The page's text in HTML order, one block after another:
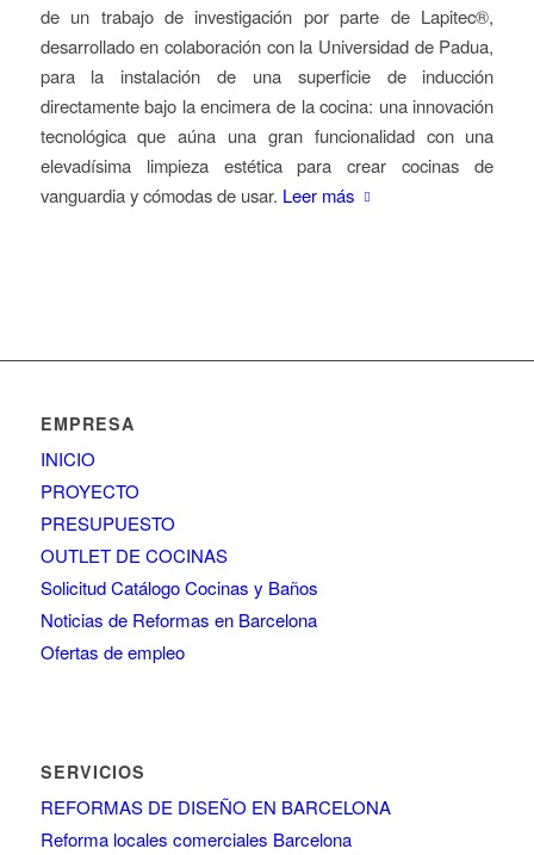
de un trabajo de investigación por parte de Lapitec®,
desarrollado en colaboración con la Universidad de Padua,
para la instalación de una superficie de inducción
directamente bajo la encimera de la cocina: una innovación
tecnológica que aúna una gran funcionalidad con una
elevadísima limpieza estética para crear cocinas de
vanguardia y cómodas de usar. Leer más
EMPRESA
INICIO
PROYECTO
PRESUPUESTO
OUTLET DE COCINAS
Solicitud Catálogo Cocinas y Baños
Noticias de Reformas en Barcelona
Ofertas de empleo
SERVICIOS
REFORMAS DE DISEÑO EN BARCELONA
Reforma locales comerciales Barcelona